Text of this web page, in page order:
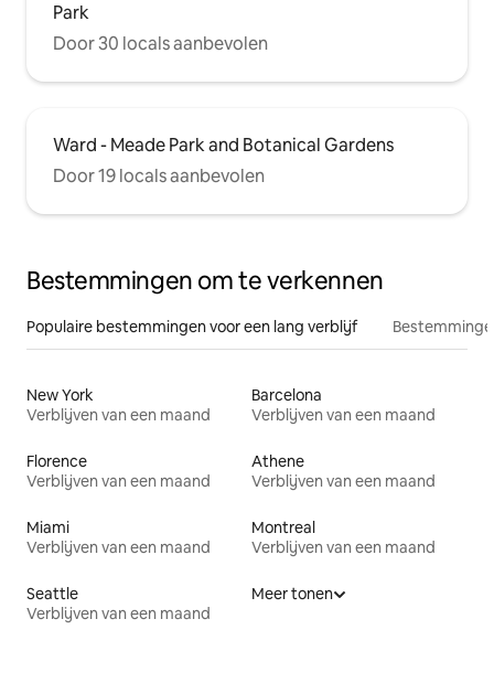
Park
Door 30 locals aanbevolen
Ward - Meade Park and Botanical Gardens
Door 19 locals aanbevolen
Bestemmingen om te verkennen
Populaire bestemmingen voor een lang verblijf
New York
Verblijven van een maand
Barcelona
Verblijven van een maand
Florence
Verblijven van een maand
Athene
Verblijven van een maand
Miami
Verblijven van een maand
Montreal
Verblijven van een maand
Seattle
Verblijven van een maand
Meer tonen